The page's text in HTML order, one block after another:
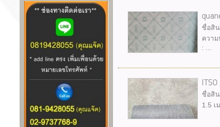
ชื่อสิน
ความ
: ...
IT50
ชื่อสิ
1.5